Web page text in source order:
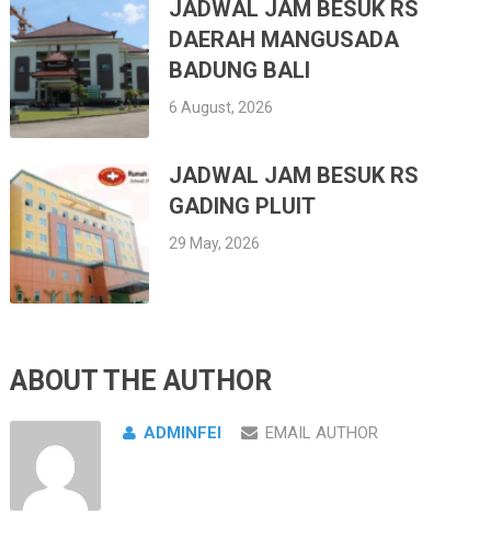
JADWAL JAM BESUK RS
DAERAH MANGUSADA
BADUNG BALI
6 August, 2026
JADWAL JAM BESUK RS
GADING PLUIT
29 May, 2026
ABOUT THE AUTHOR
ADMINFEI EMAIL AUTHOR